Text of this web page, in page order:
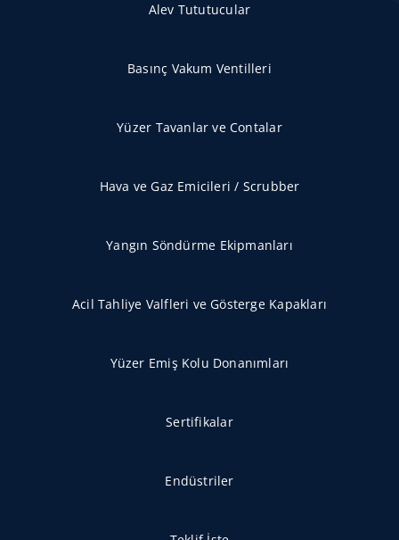
Alev Tututucular
Basınç Vakum Ventilleri
Yüzer Tavanlar ve Contalar
Hava ve Gaz Emicileri / Scrubber
Yangın Söndürme Ekipmanları
Acil Tahliye Valfleri ve Gösterge Kapakları
Yüzer Emiş Kolu Donanımları
Sertifikalar
Endüstriler